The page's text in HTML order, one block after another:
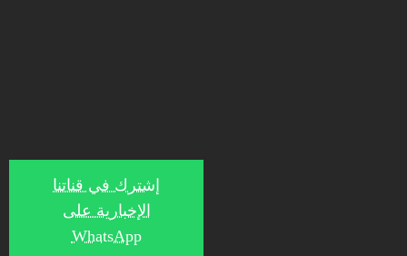
إشترك في قناتنا
الإخبارية على
WhatsApp